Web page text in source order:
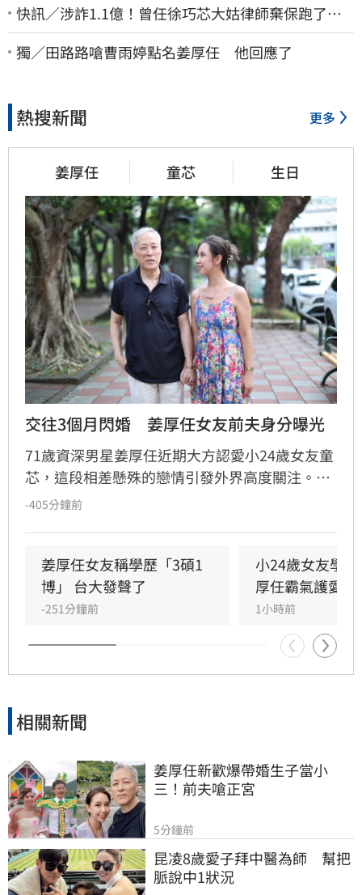
快訊／涉詐1.1億！曾任徐巧芯大姑律師棄保跑了…
媽也離境 桃檢發通緝
獨／田路路嗆曹雨婷點名姜厚任 他回應了
熱搜新聞 更多
姜厚任 童芯 生日
交往3個月閃婚　姜厚任女友前夫身分曝光
71歲資深男星姜厚任近期大方認愛小24歲女友童
芯，這段相差懸殊的戀情引發外界高度關注。隨
後，女方過往婚姻史被起底，據悉童芯曾於2014
博」的學歷也遭到網友質疑造假。面對外界排山
倒海的輿論與質疑，姜厚任透過媒體公開回應，
強調自己對於女友的過往有充分了解，並呼籲外
-405分鐘前
姜厚任女友稱學歷「3碩1
博」 台大發聲了
-251分鐘前
小24歲女友學
厚任霸氣護愛回
1小時前
相關新聞
姜厚任新歡爆帶婚生子當小
三！前夫嗆正宮
5分鐘前
昆凌8歲愛子拜中醫為師　幫把
脈說中1狀況